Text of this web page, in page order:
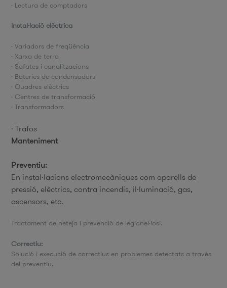
· Lectura de comptadors
Instal·lació elèctrica
· Variadors de freqüència
· Xarxa de terra
· Safates i canalitzacions
· Bateries de condensadors
· Quadres elèctrics
· Centres de transformació
· Transformadors
· Trafos
Manteniment
Preventiu:
En instal·lacions electromecàniques com aparells de
pressió, elèctrics, contra incendis, il·luminació, gas,
ascensors, etc.
Tractament de neteja i prevenció de legionel·losi.
Correctiu:
Solució i execució de correctius en problemes detectats a través
del preventiu.